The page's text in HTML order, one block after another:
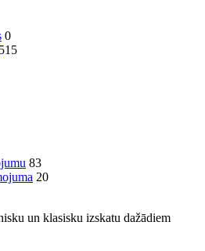
0
515
83
20
un klasisku izskatu dažādiem